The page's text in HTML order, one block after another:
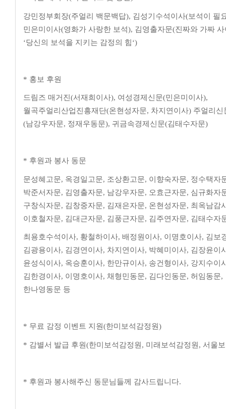
강민정부회장(주얼리 백문백답), 김성기수석이사(보석이 필
민은미이사(영화가 사랑한 보석), 김영출자문(진짜와 가짜
‘당신의 보석을 지키는 감정의 힘‘)
* 홍보 후원
드림즈 매거진 (서재희이사), 여성경제신문(민은미이사),
월곡주얼리산업진흥재단(온현성자문, 차지연이사) 주얼리신
(남강우자문, 정재우동문), 귀금속경제신문(김태수자문)
* 후원과 봉사 동문
문성혜고문, 옥경일고문, 조상환고문, 이향숙자문, 정수택자
박준서자문, 김영출자문, 남강우자문, 오효근자문, 심규화자
구창식자문, 김창중자문, 김재은자문, 온현성자문, 최옥남감
이호철자문, 김대근자문, 김풍근자문, 김주연자문, 김태수자
최용호수석이사, 황철하이사, 배정원이사, 이명호이사, 김보
김광용이사, 김경연이사, 차지연이사, 박혜미이사, 김장윤이
윤성식이사, 옥승훈이사, 한만규이사, 송건형이사, 강지수이
김한경이사, 이명호이사, 채형민동문, 김다인동문, 허임동문,
한나영동문 등
* 무료 감정 이벤트 지원(한미보석감정원)
* 감별서 발급 후원(한미보석감정원 , 미래보석감정원 , 서울
* 후원과 봉사해주신 동문님들께 감사드립니다.